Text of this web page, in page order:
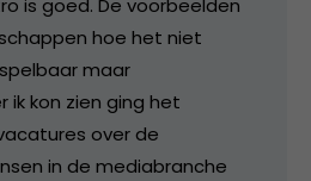
hoe het niet
maar
ik kon zien ging het
over de
in de mediabranche